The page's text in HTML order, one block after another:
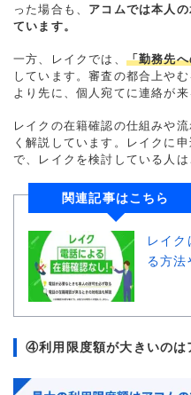
った場合も、 アコムでは本人
ています。
一方、レイクでは、 「勤務先
しています。審査の都合上や
より先に、個人宛てに連絡が来
レイクの在籍確認の仕組みや
く解説しています。レイクに
で、レイクを検討している人
関連記事はこちら
レイ
る方法
④利用限度額が大きいのは